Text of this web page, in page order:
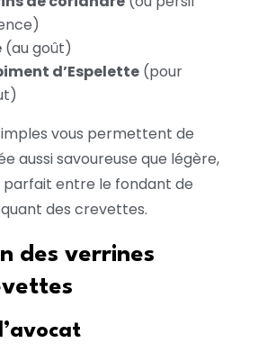
(au goût)
d’Espelette (pour
vous permettent de
aussi savoureuse que légère,
parfait entre le fondant de
des crevettes.
des verrines